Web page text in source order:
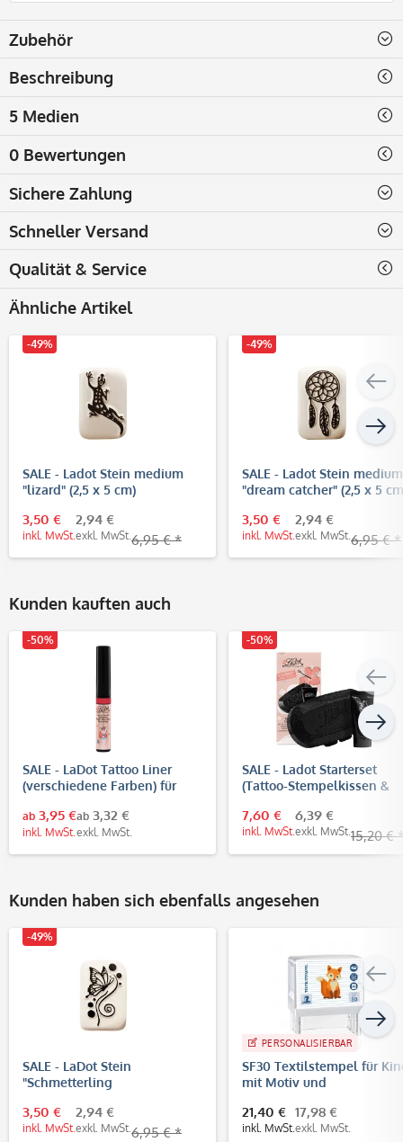
Zubehör
Beschreibung
5 Medien
0 Bewertungen
Sichere Zahlung
Schneller Versand
Qualität & Service
Ähnliche Artikel
-49%
SALE - Ladot Stein medium
"lizard" (2,5 x 5 cm)
3,50 €
inkl. MwSt.
2,94 €
exkl. MwSt. 6,95 € *
-49%
SALE - Ladot Stein medium
"dream catcher" (2,5 x 5
3,50 €
inkl. MwSt.
2,94 €
exkl. MwSt. 6,95 € *
Kunden kauften auch
-50%
SALE - LaDot Tattoo Liner
(verschiedene Farben) für
ab 3,95 €
inkl. MwSt.
ab 3,32 €
exkl. MwSt.
-50%
SALE - Ladot Starterset
(Tattoo-Stempelkissen &
7,60 €
inkl. MwSt.
6,39 €
exkl. MwSt. 15,20 €
Kunden haben sich ebenfalls angesehen
-49%
SALE - LaDot Stein
"Schmetterling
Temporärer Tattoo Stempel
3,50 €
inkl. MwSt.
2,94 €
exkl. MwSt. 6,95 € *
PERSONALISIERBAR
SF30 Textilstempel für
mit Motiv und
21,40 €
inkl. MwSt.
17,98 €
exkl. MwSt.